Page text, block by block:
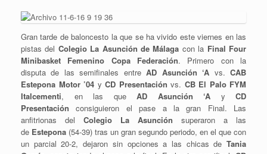
Gran tarde de baloncesto la que se ha vivido este viernes en las
pistas del Colegio La Asunción de Málaga con la Final Four
Minibasket Femenino Copa Federación. Primero con la
disputa de las semifinales entreAD Asunción ‘A vs.CAB
Estepona Motor ’04 y CD Presentación vs. CB El Palo FYM
Italcementi, en las que AD Asunción ‘A y CD
Presentación consiguieron el pase a la gran Final. Las
anfitrionas del Colegio La Asunción superaron a las
de Estepona (54-39) tras un gran segundo periodo, en el que con
un parcial 20-2, dejaron sin opciones a las chicas de Tania